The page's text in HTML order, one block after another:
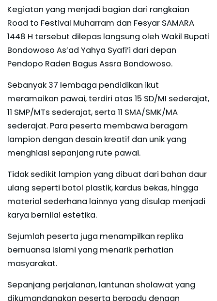
Kegiatan yang menjadi bagian dari rangkaian
Road to Festival Muharram dan Fesyar SAMARA
1448 H tersebut dilepas langsung oleh Wakil Bupati
Bondowoso As’ad Yahya Syafi’i dari depan
Pendopo Raden Bagus Assra Bondowoso.
Sebanyak 37 lembaga pendidikan ikut
meramaikan pawai, terdiri atas 15 SD/MI sederajat,
11 SMP/MTs sederajat, serta 11 SMA/SMK/MA
sederajat. Para peserta membawa beragam
lampion dengan desain kreatif dan unik yang
menghiasi sepanjang rute pawai.
Tidak sedikit lampion yang dibuat dari bahan daur
ulang seperti botol plastik, kardus bekas, hingga
material sederhana lainnya yang disulap menjadi
karya bernilai estetika.
Sejumlah peserta juga menampilkan replika
bernuansa Islami yang menarik perhatian
masyarakat.
Sepanjang perjalanan, lantunan sholawat yang
dikumandangkan peserta berpadu dengan